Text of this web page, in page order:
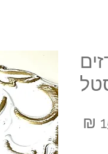
מחיר
מבצע